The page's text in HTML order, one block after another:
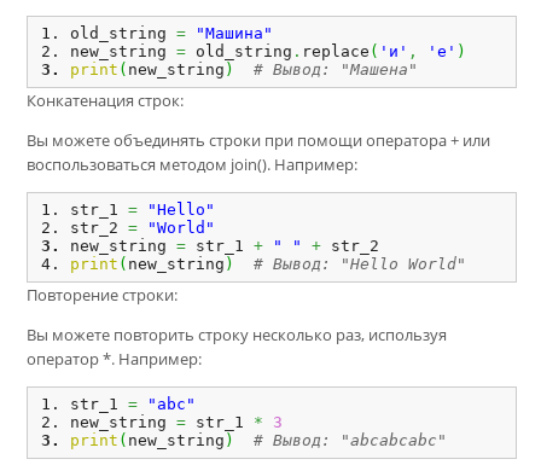
old_string =
"Машина"
new_string = old_string . replace ( 'и' , 'е' )
print ( new_string ) # Вывод: "Машена"
Конкатенация строк:
Вы можете объединять строки при помощи оператора + или
воспользоваться методом join(). Например:
str_1 =
"Hello"
str_2 =
"World"
new_string = str_1 + " " + str_2
print ( new_string ) # Вывод: "Hello World"
Повторение строки:
Вы можете повторить строку несколько раз, используя
оператор *. Например:
str_1 =
"abc"
new_string = str_1 *
3
print ( new_string ) # Вывод: "abcabcabc"